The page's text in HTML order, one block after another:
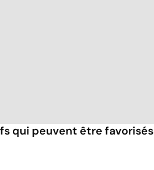
qui peuvent être favorisés